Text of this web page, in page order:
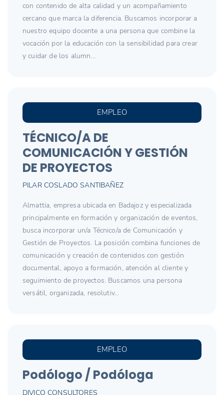
con contenido de alta calidad y un acompañamiento
cercano que marca la diferencia. Buscamos incorporar a
nuestro equipo docente a una persona que combine la
vocación por la educación con la sensibilidad para crear
y cuidar de los alumn...
EMPLEO
TÉCNICO/A DE
COMUNICACIÓN Y GESTIÓN
DE PROYECTOS
PILAR COSLADO SANTIBAÑEZ
Almattia, empresa ubicada en Badajoz y especializada
principalmente en formación y organización de eventos,
busca incorporar un/a Técnico/a de Comunicación y
Gestión de Proyectos. La posición combina funciones de
comunicación y creación de contenidos con gestión
documental, apoyo a formación, atención al cliente y
seguimiento de proyectos. Buscamos una persona
versátil, organizada, resolutiv...
EMPLEO
Podólogo / Podóloga
DIVICO CONSULTORES